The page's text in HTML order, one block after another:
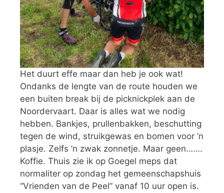
Het duurt effe maar dan heb je ook wat!
Ondanks de lengte van de route houden we
een buiten break bij de picknickplek aan de
Noordervaart. Daar is alles wat we nodig
hebben. Bankjes, prullenbakken, beschutting
tegen de wind, struikgewas en bomen voor ’n
plasje. Zelfs ’n zwak zonnetje. Maar geen…….
Koffie. Thuis zie ik op Goegel meps dat
normaliter op zondag het gemeenschapshuis
“Vrienden van de Peel” vanaf 10 uur open is.